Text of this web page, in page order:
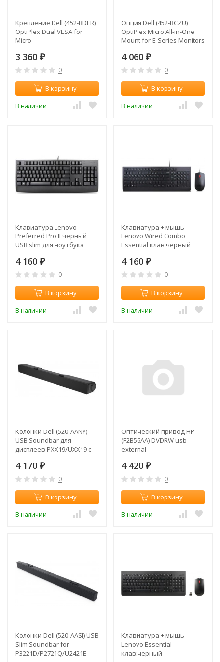
Крепление Dell (452-BDER)
OptiPlex Dual VESA for
Micro
3 360 ₽
0
В корзину
В наличии
Опция Dell (452-BCZU)
OptiPlex Micro All-in-One
Mount for E-Series Monitors
4 060 ₽
0
В корзину
В наличии
Клавиатура Lenovo
Preferred Pro II черный
USB slim для ноутбука
4 160 ₽
0
В корзину
В наличии
Клавиатура + мышь
Lenovo Wired Combo
Essential клав:черный
4 160 ₽
0
В корзину
В наличии
Колонки Dell (520-AANY)
USB Soundbar для
дисплеев PXX19/UXX19 с
4 170 ₽
0
В корзину
В наличии
Оптический привод HP
(F2B56AA) DVDRW usb
external
4 420 ₽
0
В корзину
В наличии
Колонки Dell (520-AASI) USB
Slim Soundbar for
P3221D/P2721Q/U2421E
Клавиатура + мышь
Lenovo Essential
клав:черный